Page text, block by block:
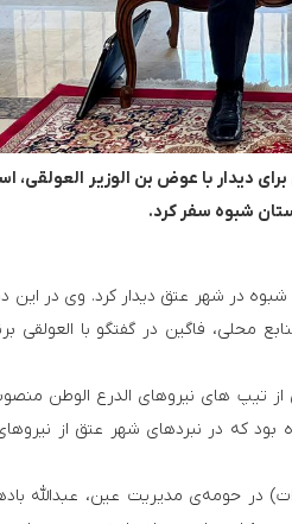
دیدار با عوض بن الوزیر العولقی،
شبوه سفر کرد.
شبوه در شهر عتق دیدار کرد. وی در این
محلی، فاگین در گفتگو با العولقی
از تیپ های نیروهای الدرع الوطن
که در نبردهای شهر عتق از
در حومه‌ی مدیریت عین، عبدالله
ضیافت فرانسوی‌ها بر سر سفره